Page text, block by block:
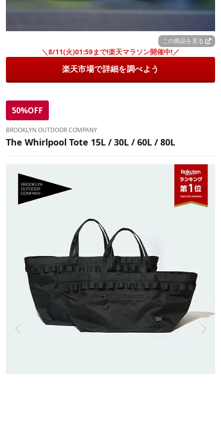
この商品を見る
＼8/11(火)01:59まで!楽天マラソン開催中!／
楽天市場で詳細を調べよう
50%OFF
BROOKLYN OUTDOOR COMPANY
The Whirlpool Tote 15L / 30L / 60L / 80L